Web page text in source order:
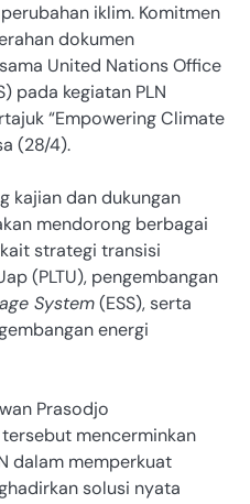
iklim. Komitmen
dokumen
United Nations Office
pada kegiatan PLN
“Empowering Climate
(28/4).
kajian dan dukungan
mendorong berbagai
strategi transisi
(PLTU), pengembangan
System(ESS), serta
energi
Prasodjo
mencerminkan
dalam memperkuat
solusi nyata